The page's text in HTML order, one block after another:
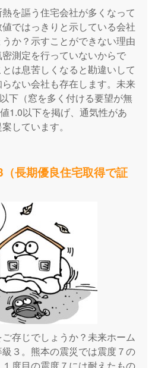
を謳う住宅会社が多くなって
ではっきりと示している会社
か？示すことができない理由
測定を行っていないからで
は息苦しくなると勘違いして
ない会社も存在します。未来
下（窓を多く付ける要望が無
1.0以下を掲げ、通気性があ
しています。
長期優良住宅取得で証
存じでしょうか？未来ホーム
３。熊本の震災では震度７の
度目の震度７には耐えたもの